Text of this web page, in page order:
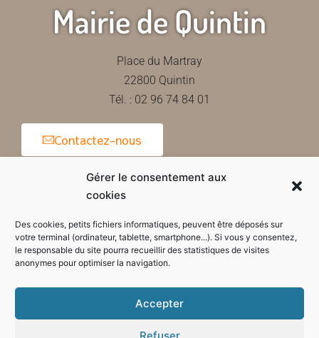
Gérer le consentement aux
cookies
Des cookies, petits fichiers informatiques, peuvent être déposés sur
votre terminal (ordinateur, tablette, smartphone...). Si vous y consentez,
le responsable du site pourra recueillir des statistiques de visites
anonymes pour optimiser la navigation.
Accepter
Refuser
Mairie de Quintin
Place du Martray
22800 Quintin
Tél. : 02 96 74 84 01
Contactez-nous
Horaires d'ouverture de la mairie